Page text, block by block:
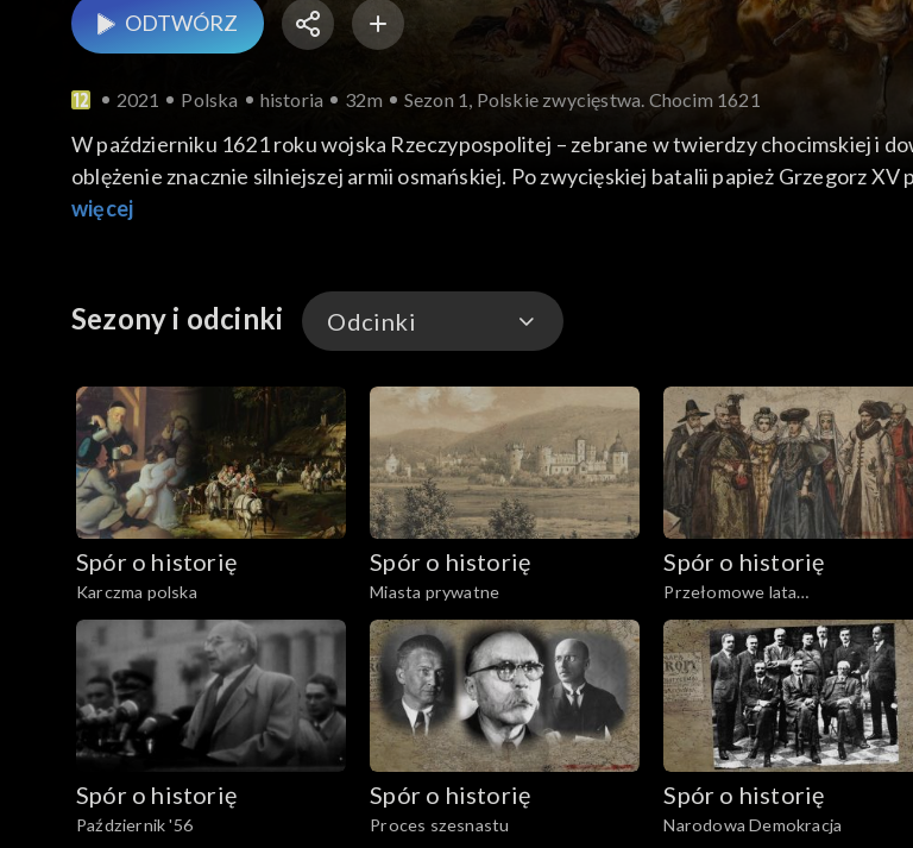
ODTWÓRZ
2021 Polska historia 32m Sezon 1, Polskie zwycięstwa. Chocim 1621
W październiku 1621 roku wojska Rzeczypospolitej – zebrane w twierdzy chocimskiej i
oblężenie znacznie silniejszej armii osmańskiej. Po zwycięskiej batalii papież Grzegorz
narodów chrześcijańskich powstał Pan zastępów i takiem męstwem piersi polskich
więcej
Sezony i odcinki Odcinki
Odcinki
Spór o historię
Karczma polska
Spór o historię
Miasta prywatne
Spór o historię
Przełomowe lata
Rzeczypospolitej
Spór o historię
Październik '56
Spór o historię
Proces szesnastu
Spór o historię
Narodowa Demokracja